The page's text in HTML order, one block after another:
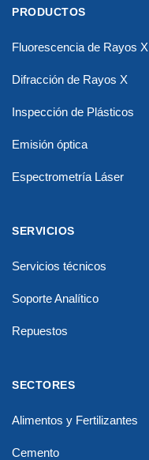
PRODUCTOS
Fluorescencia de Rayos X
Difracción de Rayos X
Inspección de Plásticos
Emisión óptica
Espectrometría Láser
SERVICIOS
Servicios técnicos
Soporte Analítico
Repuestos
SECTORES
Alimentos y Fertilizantes
Cemento